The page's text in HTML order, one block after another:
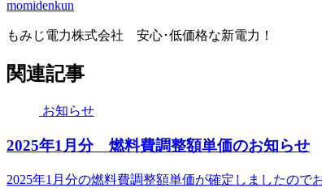
momidenkun
もみじ電力株式会社 安心･低価格な新電力！
関連記事
お知らせ
2025年1月分 燃料費調整額単価のお知らせ
2025年1月分の燃料費調整額単価が確定しましたので